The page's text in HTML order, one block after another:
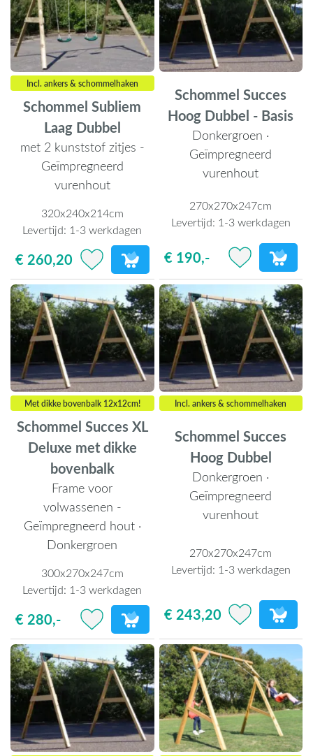
Incl. ankers & schommelhaken
Schommel Subliem
Laag Dubbel
met 2 kunststof zitjes -
Geïmpregneerd
vurenhout
320x240x214cm
Levertijd: 1-3 werkdagen
€ 260,20
Schommel Succes
Hoog Dubbel - Basis
Donkergroen ·
Geïmpregneerd
vurenhout
270x270x247cm
Levertijd: 1-3 werkdagen
€ 190,-
Met dikke bovenbalk 12x12cm!
Schommel Succes XL
Deluxe met dikke
bovenbalk
Frame voor
volwassenen -
Geïmpregneerd hout ·
Donkergroen
300x270x247cm
Levertijd: 1-3 werkdagen
€ 280,-
Incl. ankers & schommelhaken
Schommel Succes
Hoog Dubbel
Donkergroen ·
Geïmpregneerd
vurenhout
270x270x247cm
Levertijd: 1-3 werkdagen
€ 243,20